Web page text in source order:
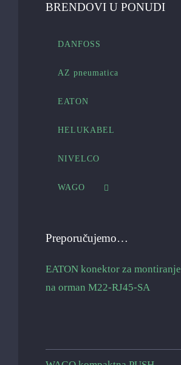
BRENDOVI U PONUDI
DANFOSS
AZ pneumatica
EATON
HELUKABEL
NIVELCO
WAGO
Preporučujemo…
EATON konektor za montiranje
na orman M22-RJ45-SA